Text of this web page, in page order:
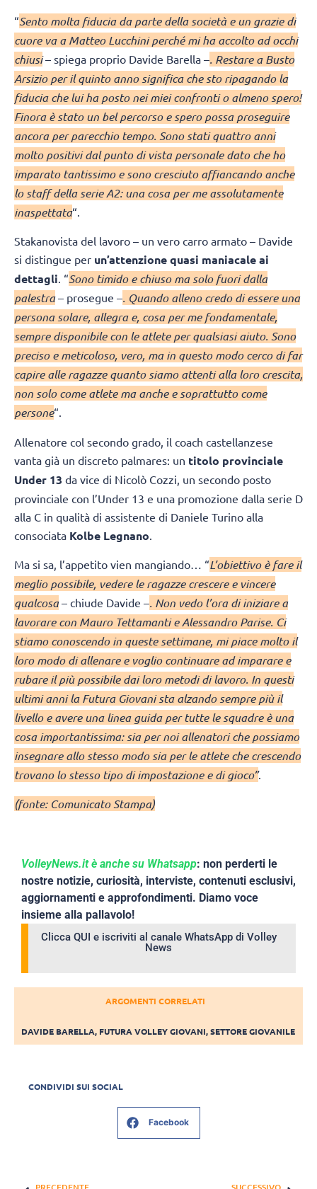
“Sento molta fiducia da parte della società e un grazie di
cuore va a Matteo Lucchini perché mi ha accolto ad occhi
chiusi– spiega proprio Davide Barella –. Restare a Busto
Arsizio per il quinto anno significa che sto ripagando la
fiducia che lui ha posto nei miei confronti o almeno spero!
Finora è stato un bel percorso e spero possa proseguire
ancora per parecchio tempo. Sono stati quattro anni
molto positivi dal punto di vista personale dato che ho
imparato tantissimo e sono cresciuto affiancando anche
lo staff della serie A2: una cosa per me assolutamente
inaspettata“.
Stakanovista del lavoro – un vero carro armato – Davide
si distingue per un’attenzione quasi maniacale ai
dettagli. “Sono timido e chiuso ma solo fuori dalla
palestra– prosegue –. Quando alleno credo di essere una
persona solare, allegra e, cosa per me fondamentale,
sempre disponibile con le atlete per qualsiasi aiuto. Sono
preciso e meticoloso, vero, ma in questo modo cerco di far
capire alle ragazze quanto siamo attenti alla loro crescita,
non solo come atlete ma anche e soprattutto come
persone“.
Allenatore col secondo grado, il coach castellanzese
vanta già un discreto palmares: un titolo provinciale
Under 13 da vice di Nicolò Cozzi, un secondo posto
provinciale con l’Under 13 e una promozione dalla serie D
alla C in qualità di assistente di Daniele Turino alla
consociata Kolbe Legnano
Ma si sa, l’appetito vien mangiando… “L’obiettivo è fare il
meglio possibile, vedere le ragazze crescere e vincere
qualcosa– chiude Davide –. Non vedo l’ora di iniziare a
lavorare con Mauro Tettamanti e Alessandro Parise. Ci
stiamo conoscendo in queste settimane, mi piace molto il
loro modo di allenare e voglio continuare ad imparare e
rubare il più possibile dai loro metodi di lavoro. In questi
ultimi anni la Futura Giovani sta alzando sempre più il
livello e avere una linea guida per tutte le squadre è una
cosa importantissima: sia per noi allenatori che possiamo
insegnare allo stesso modo sia per le atlete che crescendo
trovano lo stesso tipo di impostazione e di gioco”.
(fonte: Comunicato Stampa)
VolleyNews.it è anche su Whatsapp: non perderti le
nostre notizie, curiosità, interviste, contenuti esclusivi,
aggiornamenti e approfondimenti. Diamo voce
insieme alla pallavolo!
Clicca QUI e iscriviti al canale WhatsApp di Volley
News
ARGOMENTI CORRELATI
DAVIDE BARELLA, FUTURA VOLLEY GIOVANI,SETTORE GIOVANILE
CONDIVIDI SUI SOCIAL
Facebook